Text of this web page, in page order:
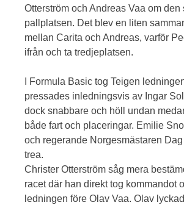
Otterström och Andreas Vaa om den
pallplatsen. Det blev en liten
mellan Carita och Andreas, varför
ifrån och ta tredjeplatsen.
I Formula Basic tog Teigen
pressades inledningsvis av Ingar
dock snabbare och höll undan
både fart och placeringar. Emilie
och regerande Norgesmästaren
trea.
Christer Otterström såg mera
racet där han direkt tog kommandot
ledningen före Olav Vaa. Olav